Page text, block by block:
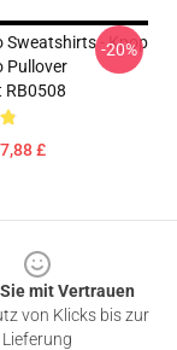
Sweatshirts - Kpop
Pullover
RB0508
£
-20%
mit Vertrauen
von Klicks bis zur
Lieferung